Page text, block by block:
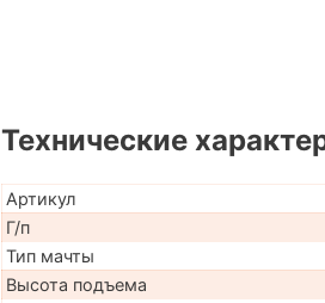
Технические
Артикул
Г/п
Тип мачты
Высота подъема